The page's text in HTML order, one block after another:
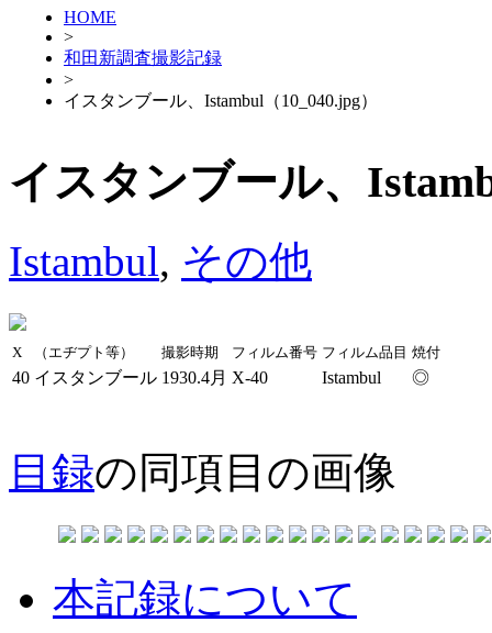
HOME
>
和田新調査撮影記録
>
イスタンブール、Istambul（10_040.jpg）
イスタンブール、
Istambul, その他
X （エヂプト等） 撮影時期 フィルム番号 フィルム品目 焼付
40 イスタンブール 1930.4月 X-40 Istambul ◎
目録の同項目の画像
本記録について